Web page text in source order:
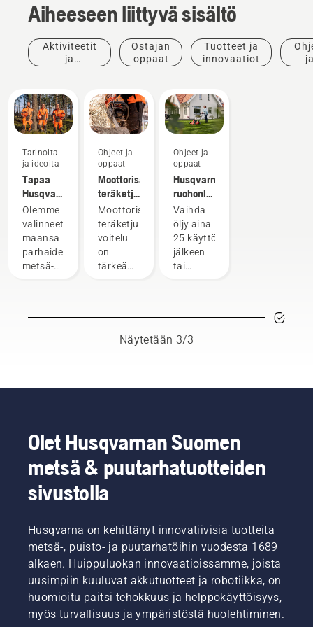
Aiheeseen liittyvä sisältö
Aktiviteetit
ja
Ostajan
oppaat
Tuotteet ja
innovaatiot
Tarinoita
ja ideoita
Tapaa
Husqvarnan
H-tiimi –
tuotteidemme
vaativimmat
käyttäjät
Olemme
valinneet
maansa
parhaiden
metsä-
joukosta
on H-
tiimimme,
joka
edustaa
tuotteidemme
vaativimpia
Ohjeet ja
oppaat
Moottorisahan
teräketjun
voitelun
tarkistaminen
Moottorisahan
teräketjun
voitelu
on
tärkeää,
terälevyssä
ilman
teräketjun
että
terälevyn
käyttöikää.
Tämä
kertoo
lyhyesti,
kuinka
tarkistat
moottorisahan
voitelujärjestelmän
toiminnan.
Ohjeet ja
oppaat
Husqvarna-
ruohonleikkurin
öljynvaihto
Vaihda
öljy aina
25 käyttötunnin
jälkeen
tai
aikana.
Jos
öljy
saatetaan
joutua
vaihtamaan
on kaksi
tapaa.
Molemmat
esitellään
alla
olevalla
Näytetään 3/3
Olet Husqvarnan Suomen
metsä & puutarhatuotteiden
sivustolla
Husqvarna on kehittänyt innovatiivisia tuotteita
metsä-, puisto- ja puutarhatöihin vuodesta 1689
alkaen. Huippuluokan innovaatioissamme, joista
uusimpiin kuuluvat akkutuotteet ja robotiikka, on
huomioitu paitsi tehokkuus ja helppokäyttöisyys,
myös turvallisuus ja ympäristöstä huolehtiminen.